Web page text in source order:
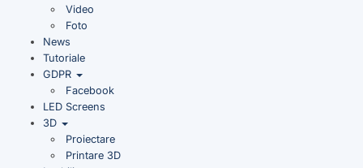
Video
Foto
News
Tutoriale
GDPR
Facebook
LED Screens
3D
Proiectare
Printare 3D